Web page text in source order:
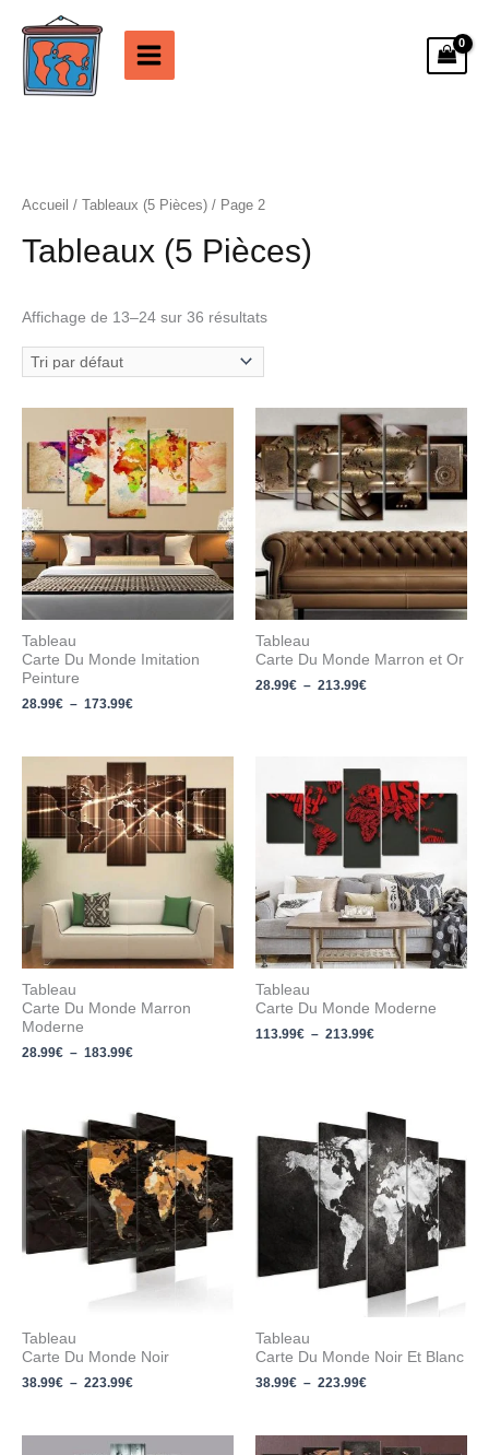
contenu
Accueil / Tableaux (5 Pièces) / Page 2
Tableaux (5 Pièces)
Affichage de 13–24 sur 36 résultats
Tableau
Carte Du Monde Imitation
Peinture
28.99€ – 173.99€
Plage
de
prix :
28.99€
à
173.99€
Tableau
Carte Du Monde Marron et Or
28.99€ – 213.99€
Plage
de
prix :
28.99€
à
213.99€
Tableau
Carte Du Monde Marron
Moderne
28.99€ – 183.99€
Plage
de
prix :
28.99€
à
183.99€
Tableau
Carte Du Monde Moderne
113.99€ – 213.99€
de
prix :
113.99€
à
213.99€
Tableau
Carte Du Monde Noir
38.99€ – 223.99€
Plage
de
prix :
38.99€
à
223.99€
Tableau
Carte Du Monde Noir Et Blanc
38.99€ – 223.99€
Plage
de
prix :
38.99€
à
223.99€
Plage
Plage